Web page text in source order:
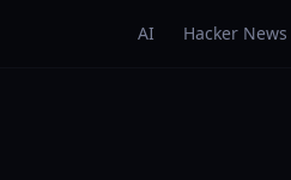
AI Hacker News